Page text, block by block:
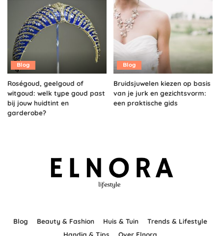
Blog
Roségoud, geelgoud of
witgoud: welk type goud past
bij jouw huidtint en
garderobe?
Blog
Bruidsjuwelen kiezen op basis
van je jurk en gezichtsvorm:
een praktische gids
Blog Beauty & Fashion Huis & Tuin
Trends & Lifestyle
Handig & Tips
Over Elnora